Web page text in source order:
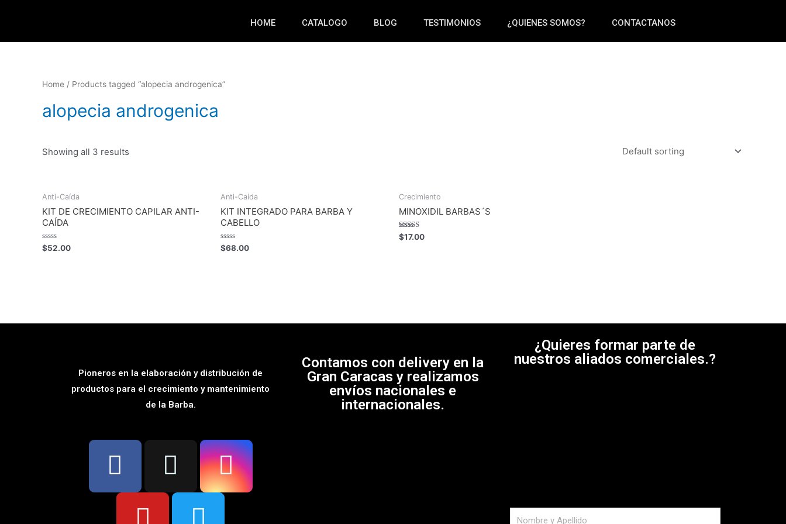
HOME CATALOGO BLOG TESTIMONIOS ¿QUIENES SOMOS? CONTACTANOS
Home / Products tagged “alopecia androgenica”
alopecia androgenica
Showing all 3 results
Anti-Caída
KIT DE CRECIMIENTO CAPILAR ANTI-
CAÍDA
Rated
0
$52.00
Anti-Caída
KIT INTEGRADO PARA BARBA Y
CABELLO
Rated
0
$68.00
Crecimiento
MINOXIDIL BARBAS´S
Rated
5.00
$17.00
Pioneros en la elaboración y distribución de
productos para el crecimiento y mantenimiento
de la Barba.
Contamos con delivery en la
Gran Caracas y realizamos
envíos nacionales e
internacionales.
¿Quieres formar parte de
nuestros aliados comerciales.?